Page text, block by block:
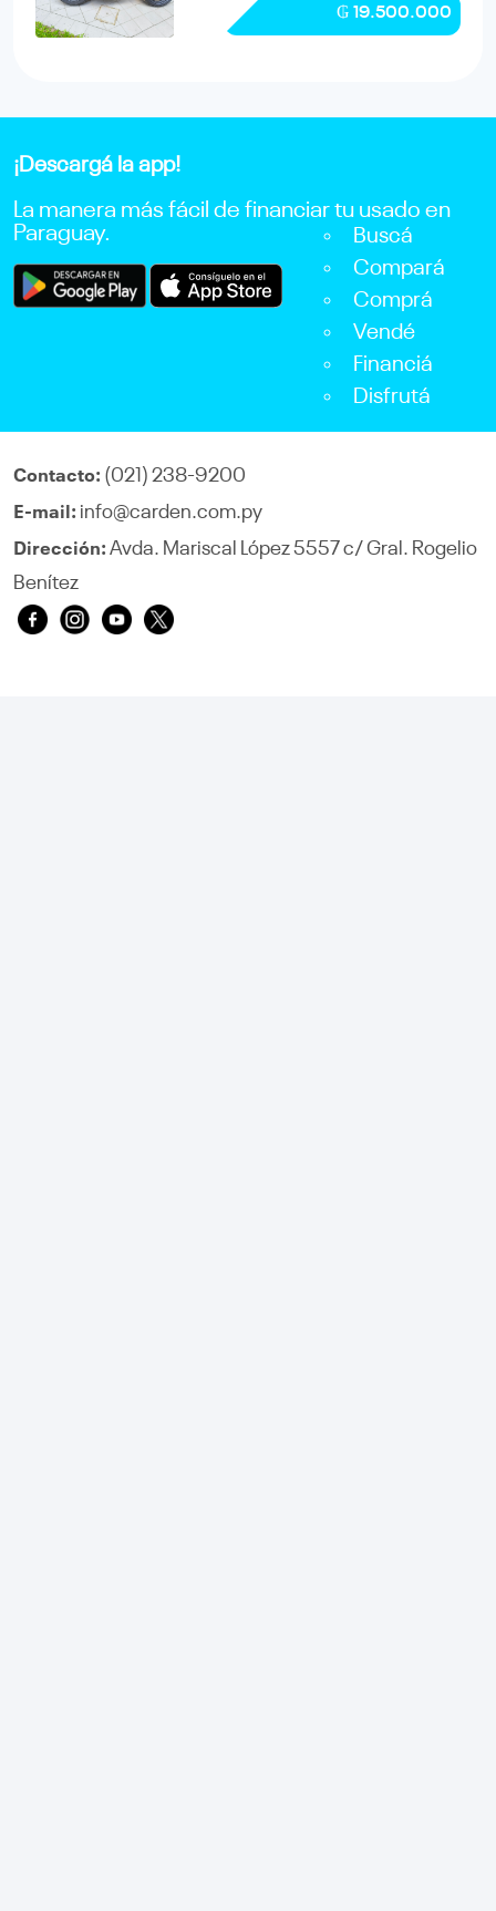
₲ 19.500.000
¡Descargá la app!
La manera más fácil de financiar tu usado en
Paraguay.
Buscá
Compará
Comprá
Vendé
Financiá
Disfrutá
Contacto: (021) 238-9200
E-mail: info@carden.com.py
Dirección: Avda. Mariscal López 5557 c/ Gral. Rogelio
Benítez